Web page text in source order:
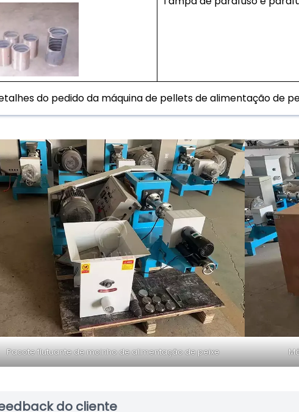
do pedido da máquina de pellets de alimentação de
Pacote flutuante de moinho de alimentação de peixe
do cliente